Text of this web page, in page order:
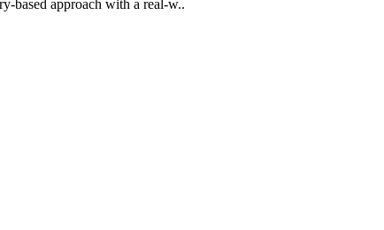
based approach with a real-w..